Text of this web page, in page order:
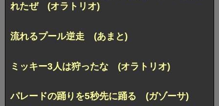
れたぜ (オラトリオ)
流れるプール逆走 (あまと)
ミッキー3人は狩ったな (オラトリオ)
パレードの踊りを5秒先に踊る (ガゾーサ)